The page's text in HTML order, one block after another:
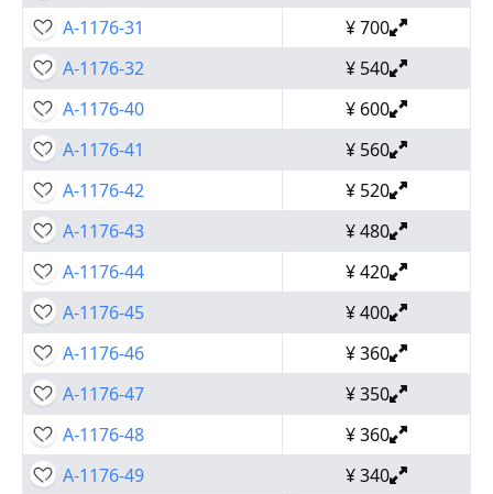
A-1176-31
¥700
A-1176-32
¥ 540
A-1176-40
¥ 600
A-1176-41
¥ 560
A-1176-42
¥ 520
A-1176-43
¥480
A-1176-44
¥420
A-1176-45
¥400
A-1176-46
¥360
A-1176-47
¥350
A-1176-48
¥360
A-1176-49
¥340